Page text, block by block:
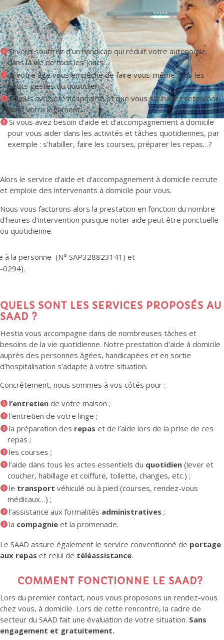
Si vous souffrez d’un handicap qui réduit votre autonomie
dans la vie de tous les jours…
Si votre âge vous empêche de faire vous-même tous les
petits gestes du quotidien…
Si vous avez été hospitalisé et que vous souhaitez retourner
dans votre logement…
Si vous avez besoin d’aide et d’accompagnement à domicile
pour vous aider dans les activités et tâches quotidiennes, par
exemple : s’habiller, faire les courses, préparer les repas…?
Alors le service d’aide et d’accompagnement à domicile recrute
et emploie des intervenants à domicile pour vous.
Nous vous facturons alors la prestation en fonction du nombre
d’heures d’intervention puisque noter aide peut être ponctuelle
ou quotidienne.
à la personne (N° SAP328823141) et
0294).
QUELS SONT LES SERVICES PROPOSÉS AU
SAAD ?
Hestia vous accompagne dans de nombreuses tâches et
besoins de la vie quotidienne. Notre prestation d’aide à domicile
auprès des personnes âgées, handicapées et en sortie
d’hospitalisation s’adapte à votre situation.
Concrètement, nous sommes à vos côtés pour :
l’entretien de votre maison ;
l’entretien de votre linge ;
la préparation des repas et de l’aide lors de la prise de ces
repas ;
les courses ;
l’aide dans tous les actes essentiels du quotidien (lever et
coucher, habillage et coiffure, toilette, changes, etc.) ;
le transport véhiculé ou à pied (courses, rendez-vous
médicaux…) ;
l’assistance aux formalités administratives ;
la compagnie et la promenade.
Le SAAD assure également le service conventionné de portage
aux repas et celui de téléassistance.
COMMENT FONCTIONNE LE SAAD?
Lors du premier contact, nous vous proposons un rendez-vous
chez vous, à domicile. Lors de cette rencontre, la cadre de
secteur du SAAD fait une évaluation de votre situation. Sans
engagement et gratuitement.